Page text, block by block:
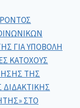
ΓΙΑ ΥΠΟΒΟΛΗ
ΚΑΤΟΧΟΥΣ
ΤΗΣ
ΣΤΟ